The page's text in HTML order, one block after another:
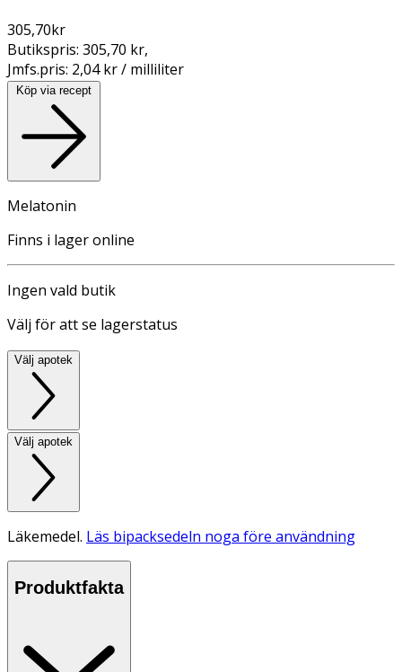
305,70kr
Butikspris: 305,70 kr,
Jmfs.pris: 2,04 kr / milliliter
Köp via recept
Melatonin
Finns i lager online
Ingen vald butik
Välj för att se lagerstatus
Välj apotek
Välj apotek
Läkemedel. Läs bipacksedeln noga före användning
Produktfakta